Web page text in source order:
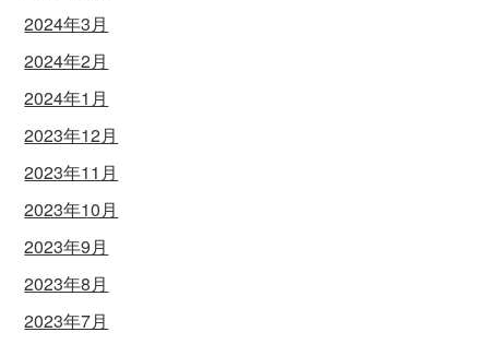
2024年3月
2024年2月
2024年1月
2023年12月
2023年11月
2023年10月
2023年9月
2023年8月
2023年7月